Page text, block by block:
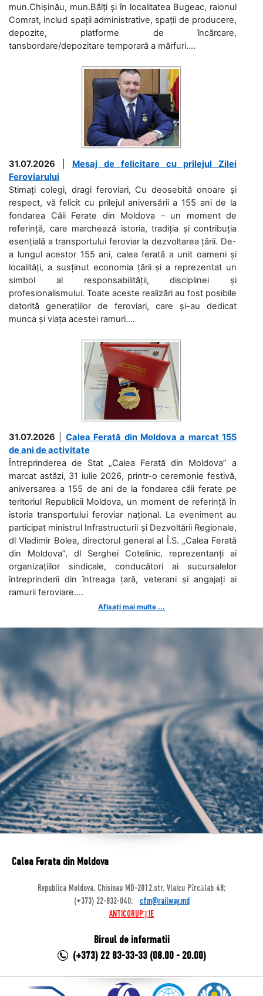
mun.Chișinău, mun.Bălți și în localitatea Bugeac, raionul
Comrat, includ spații administrative, spații de producere,
depozite, platforme de încărcare,
tansbordare/depozitare temporară a mărfuri....
31.07.2026
Mesaj de felicitare cu prilejul Zilei
Feroviarului
Stimați colegi, dragi feroviari, Cu deosebită onoare și
respect, vă felicit cu prilejul aniversării a 155 ani de la
fondarea Căii Ferate din Moldova – un moment de
referință, care marchează istoria, tradiția și contribuția
esențială a transportului feroviar la dezvoltarea țării. De-
a lungul acestor 155 ani, calea ferată a unit oameni și
localități, a susținut economia țării și a reprezentat un
simbol al responsabilității, disciplinei și
profesionalismului. Toate aceste realizări au fost posibile
datorită generațiilor de feroviari, care și-au dedicat
munca și viața acestei ramuri....
31.07.2026
Calea Ferată din Moldova a marcat 155
de ani de activitate
Întreprinderea de Stat „Calea Ferată din Moldova” a
marcat astăzi, 31 iulie 2026, printr-o ceremonie festivă,
aniversarea a 155 de ani de la fondarea căii ferate pe
teritoriul Republicii Moldova, un moment de referință în
istoria transportului feroviar național. La eveniment au
participat ministrul Infrastructurii și Dezvoltării Regionale,
dl Vladimir Bolea, directorul general al Î.S. „Calea Ferată
din Moldova”, dl Serghei Cotelinic, reprezentanți ai
organizațiilor sindicale, conducători ai sucursalelor
întreprinderii din întreaga țară, veterani și angajați ai
ramurii feroviare....
Afișați mai multe ...
Calea Ferata din Moldova
Republica Moldova, Chisinau MD-2012,str. Vlaicu Pîrcălab 48;
(+373) 22-832-040;
cfm@railway.md
ANTICORUPȚIE
Biroul de informatii
(+373) 22 83-33-33 (08.00 - 20.00)